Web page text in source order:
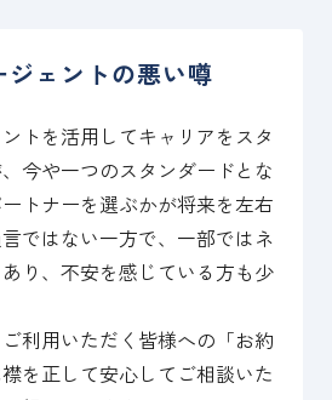
ジェントの悪い噂
トを活用してキャリアをスタ
今や一つのスタンダードとな
トナーを選ぶかが将来を左右
ではない一方で、一部ではネ
り、不安を感じている方も少
利用いただく皆様への「お約
を正して安心してご相談いた